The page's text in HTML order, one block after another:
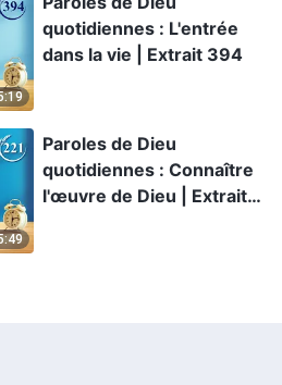
quotidiennes : L'entrée
dans la vie | Extrait 394
Paroles de Dieu
quotidiennes : Connaître
l'œuvre de Dieu | Extrait